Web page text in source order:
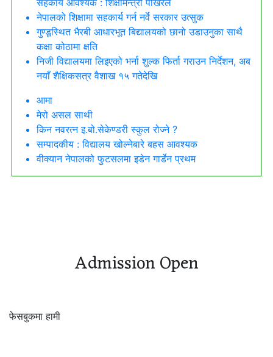
सहकार्य आवश्यक : शिक्षामन्त्री पोखरेल
नेपालको शिक्षामा सहकार्य गर्न नर्वे सरकार उत्सुक
गुण्डूस्थित भैरबी आधारभूत बिद्यालयको छानो उडाउनुका साथै
कक्षा कोठामा क्षति
निजी विद्यालयमा लिइएको भर्ना शुल्क फिर्ता गराउन निर्देशन, अब
नयाँ शैक्षिकसत्र वैशाख १५ गतेदेखि
आमा
मेरो असल साथी
किन नवरत्न इ.बो.सेकेण्डरी स्कुल रोज्ने ?
सम्पादकीय : विद्यालय खोल्नेबारे बहस आवश्यक
वीक्यान नेपालको फुटसलमा इडेन गार्डेन प्रथम
Admission Open
फेसबुकमा हामी